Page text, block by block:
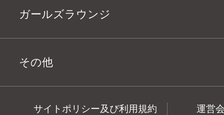
ガールズラウンジ
その他
サイトポリシー及び利用規約 運営